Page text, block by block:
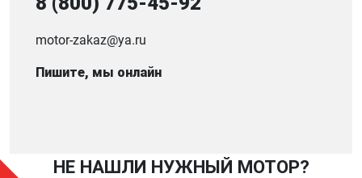
motor-zakaz@ya.ru
Пишите, мы онлайн
НЕ НАШЛИ НУЖНЫЙ МОТОР?